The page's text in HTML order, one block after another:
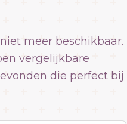
meer beschikbaar.
vergelijkbare
die perfect bij